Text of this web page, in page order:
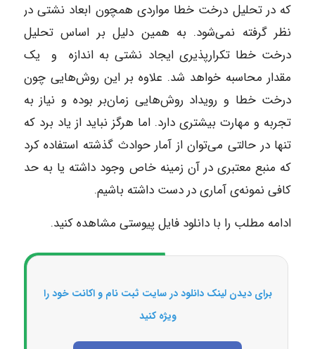
که در تحلیل درخت خطا مواردی همچون ابعاد نشتی در
نظر گرفته نمی‌شود. به همین دلیل بر اساس تحلیل
درخت خطا تکرارپذیری ایجاد نشتی به اندازه و یک
مقدار محاسبه خواهد شد. علاوه بر این روش‌هایی چون
درخت خطا و رویداد روش‌هایی زمان‌بر بوده و نیاز به
تجربه و مهارت بیشتری دارد. اما هرگز نباید از یاد برد که
تنها در حالتی می‌توان از آمار حوادث گذشته استفاده کرد
که منبع معتبری در آن زمینه خاص وجود داشته یا به حد
کافی نمونه‌ی آماری در دست داشته باشیم.
ادامه مطلب را با دانلود فایل پیوستی مشاهده کنید.
برای دیدن لینک دانلود در سایت ثبت نام و اکانت خود را
ویژه کنید